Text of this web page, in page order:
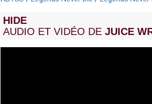
HIDE
AUDIO ET VIDÉO DE JUICE